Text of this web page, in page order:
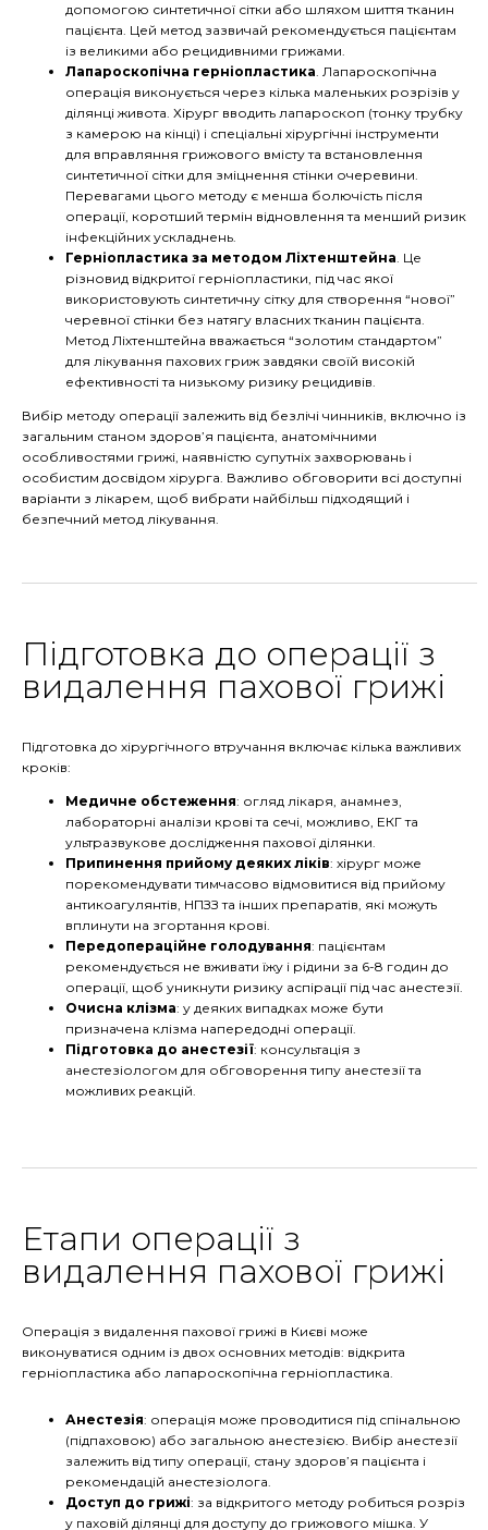
допомогою синтетичної сітки або шляхом шиття тканин
пацієнта. Цей метод зазвичай рекомендується пацієнтам
із великими або рецидивними грижами.
Лапароскопічна герніопластика. Лапароскопічна
операція виконується через кілька маленьких розрізів у
ділянці живота. Хірург вводить лапароскоп (тонку трубку
з камерою на кінці) і спеціальні хірургічні інструменти
для вправляння грижового вмісту та встановлення
синтетичної сітки для зміцнення стінки очеревини.
Перевагами цього методу є менша болючість після
операції, коротший термін відновлення та менший ризик
інфекційних ускладнень.
Герніопластика за методом Ліхтенштейна. Це
різновид відкритої герніопластики, під час якої
використовують синтетичну сітку для створення “нової”
черевної стінки без натягу власних тканин пацієнта.
Метод Ліхтенштейна вважається “золотим стандартом”
для лікування пахових гриж завдяки своїй високій
ефективності та низькому ризику рецидивів.
Вибір методу операції залежить від безлічі чинників, включно із
загальним станом здоров’я пацієнта, анатомічними
особливостями грижі, наявністю супутніх захворювань і
особистим досвідом хірурга. Важливо обговорити всі доступні
варіанти з лікарем, щоб вибрати найбільш підходящий і
безпечний метод лікування.
Підготовка до операції з
видалення пахової грижі
Підготовка до хірургічного втручання включає кілька важливих
кроків:
Медичне обстеження: огляд лікаря, анамнез,
лабораторні аналізи крові та сечі, можливо, ЕКГ та
ультразвукове дослідження пахової ділянки.
Припинення прийому деяких ліків: хірург може
порекомендувати тимчасово відмовитися від прийому
антикоагулянтів, НПЗЗ та інших препаратів, які можуть
вплинути на згортання крові.
Передопераційне голодування: пацієнтам
рекомендується не вживати їжу і рідини за 6-8 годин до
операції, щоб уникнути ризику аспірації під час анестезії.
Очисна клізма: у деяких випадках може бути
призначена клізма напередодні операції.
Підготовка до анестезії: консультація з
анестезіологом для обговорення типу анестезії та
можливих реакцій.
Етапи операції з
видалення пахової грижі
Операція з видалення пахової грижі в Києві може
виконуватися одним із двох основних методів: відкрита
герніопластика або лапароскопічна герніопластика.
Анестезія: операція може проводитися під спінальною
(підпаховою) або загальною анестезією. Вибір анестезії
залежить від типу операції, стану здоров’я пацієнта і
рекомендацій анестезіолога.
Доступ до грижі: за відкритого методу робиться розріз
у паховій ділянці для доступу до грижового мішка. У